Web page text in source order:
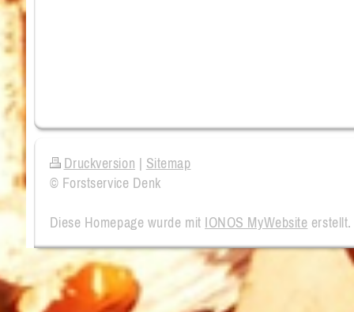
Druckversion | Sitemap
© Forstservice Denk
Diese Homepage wurde mit IONOS MyWebsite erstellt.